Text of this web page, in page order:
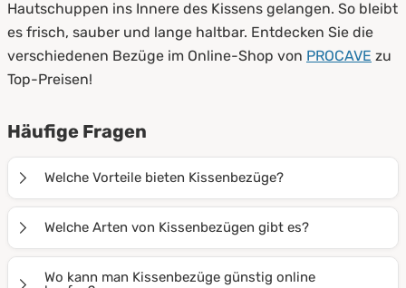
Hautschuppen ins Innere des Kissens gelangen. So bleibt
es frisch, sauber und lange haltbar. Entdecken Sie die
verschiedenen Bezüge im Online-Shop von PROCAVE zu
Top-Preisen!
Häufige Fragen
Welche Vorteile bieten Kissenbezüge?
Kissens völlig verändern. Mit speziellen Bezügen wird
Welche Arten von Kissenbezügen gibt es?
Wo kann man Kissenbezüge günstig online